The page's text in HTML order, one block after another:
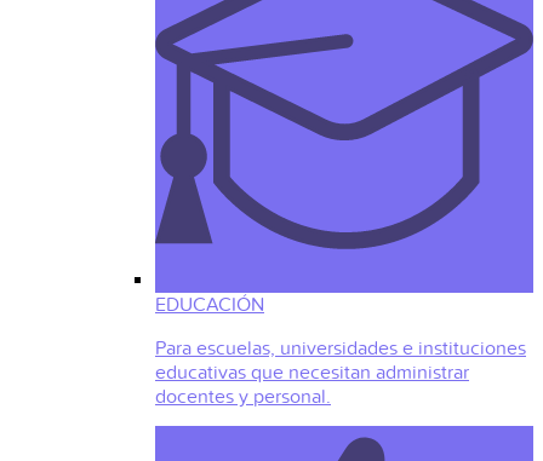
EDUCACIÓN
Para escuelas, universidades e instituciones
educativas que necesitan administrar
docentes y personal.